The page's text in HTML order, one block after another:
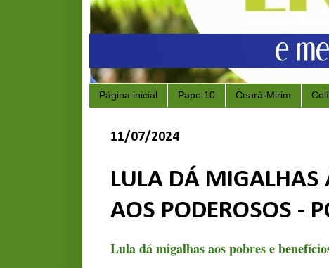
Página inicial Papo 10 Ceará-Mirim
11/07/2024
LULA DÁ MIGALHAS
AOS PODEROSOS -
Lula dá migalhas aos pobres e